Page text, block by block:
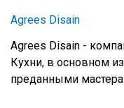
Agrees Disain
Agrees Disain -
Кухни, в основном
преданными